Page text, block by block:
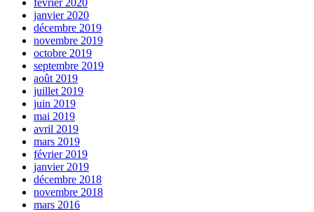
février 2020
janvier 2020
décembre 2019
novembre 2019
octobre 2019
septembre 2019
août 2019
juillet 2019
juin 2019
mai 2019
avril 2019
mars 2019
février 2019
janvier 2019
décembre 2018
novembre 2018
mars 2016